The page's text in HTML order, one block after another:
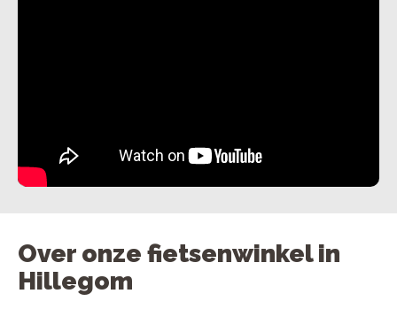
Over onze fietsenwinkel in
Hillegom